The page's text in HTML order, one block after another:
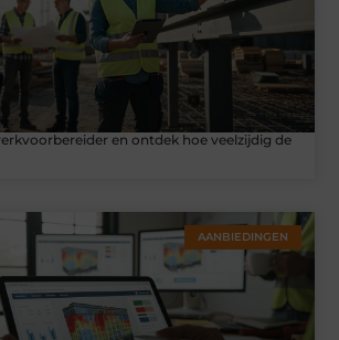
en ontdek hoe veelzijdig de
AANBIEDINGEN